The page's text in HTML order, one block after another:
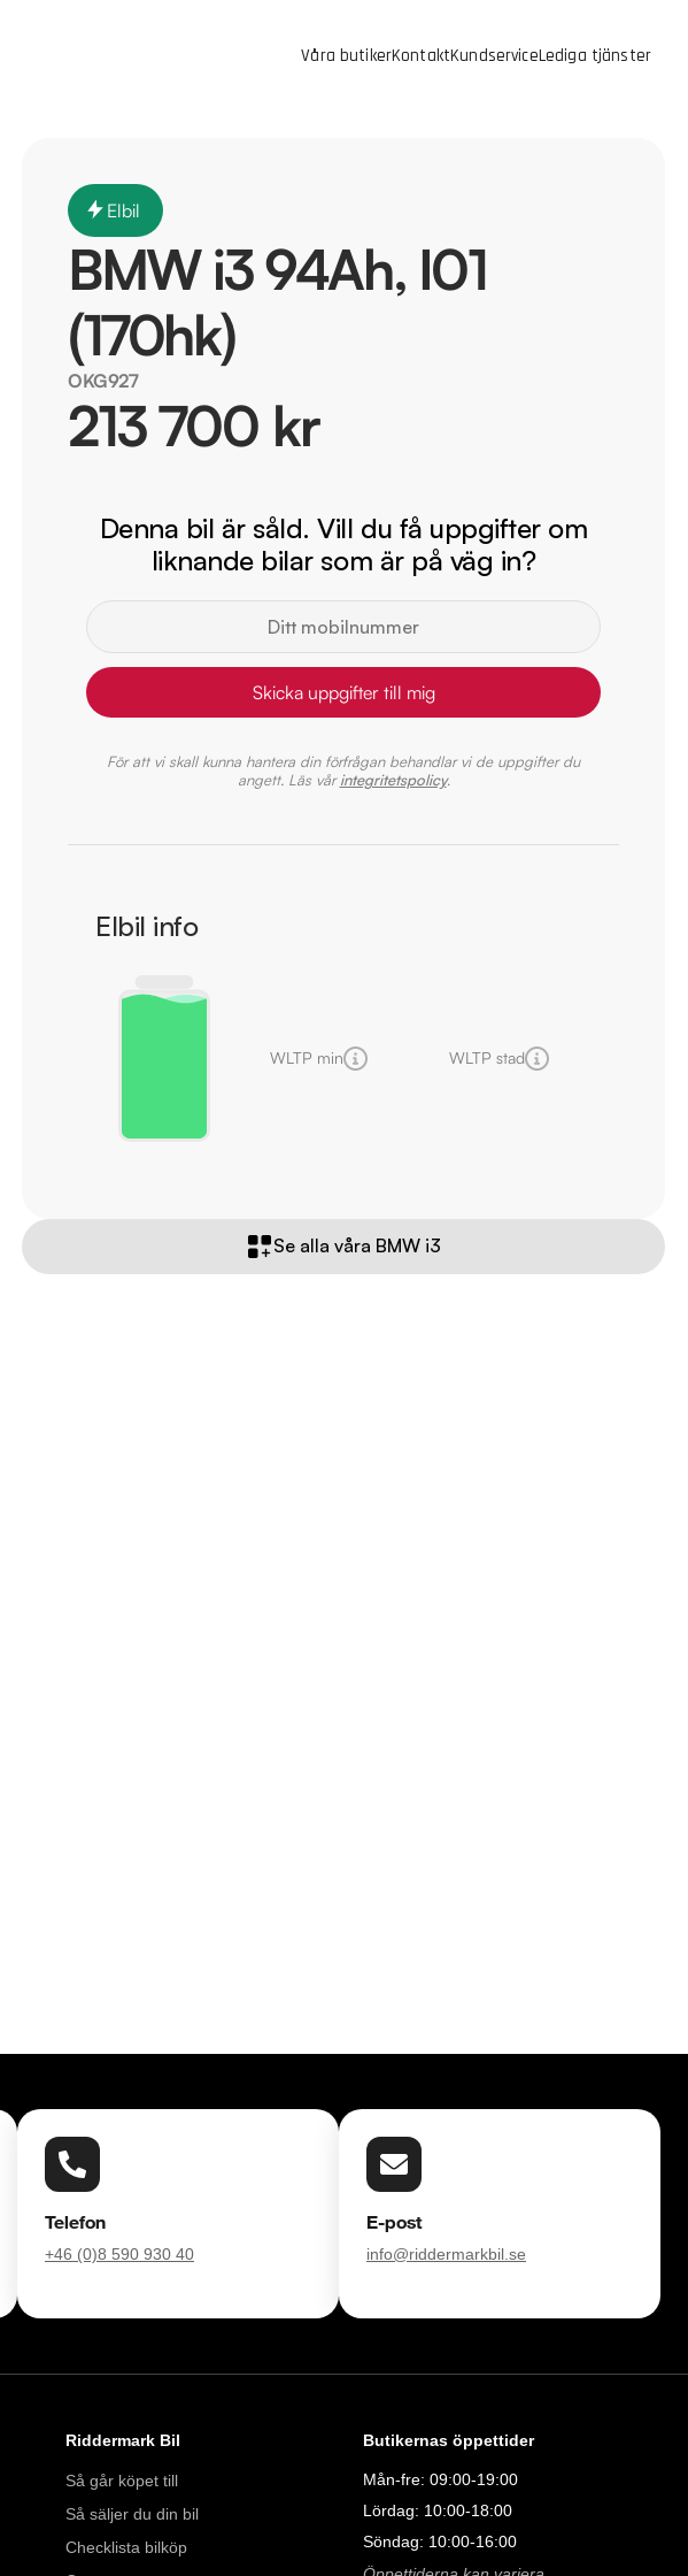
Våra butikerKontaktKundserviceLediga tjänster
Elbil
BMW i3 94Ah, I01
(170hk)
OKG927
213 700 kr
Denna bil är såld. Vill du få uppgifter om
liknande bilar som är på väg in?
Skicka uppgifter till mig
För att vi skall kunna hantera din förfrågan behandlar vi de uppgifter du
angett. Läs vårintegritetspolicy.
Elbil info
WLTP min WLTP stad
Se alla våra BMW i3
Telefon
+46 (0)8 590 930 40
E-post
info@riddermarkbil.se
Riddermark Bil
Så går köpet till
Så säljer du din bil
Checklista bilköp
Butikernas öppettider
Mån-fre: 09:00-19:00
Lördag: 10:00-18:00
Söndag: 10:00-16:00